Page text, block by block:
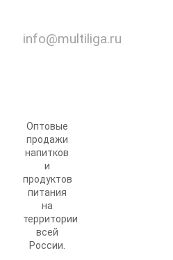
info@multiliga.ru
Оптовые
продажи
напитков
и
продуктов
питания
на
территории
всей
России.